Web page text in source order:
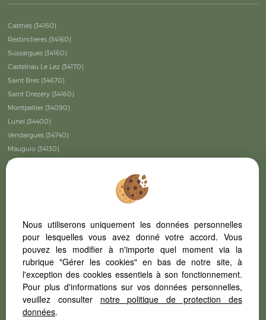
Castries (34160)
Restinclieres (34160)
Sussargues (34160)
Castelnau Le Lez (34170)
Saint Bres (34670)
Saint Drezery (34160)
Montpellier (34090)
Lunel (34400)
Vendargues (34740)
Mauguio (34130)
Mudaison (34130)
Saussines (34160)
Galargues (34160)
Saint Christol (34400)
Saint Mathieu De Treviers (34270)
Saint Gely Du Fesc (34980)
Vivre à Castries
Nous utiliserons uniquement les données personnelles
pour lesquelles vous avez donné votre accord. Vous
pouvez les modifier à n'importe quel moment via la
rubrique "Gérer les cookies" en bas de notre site, à
l'exception des cookies essentiels à son fonctionnement.
Pour plus d'informations sur vos données personnelles,
veuillez consulter notre politique de protection des
données.